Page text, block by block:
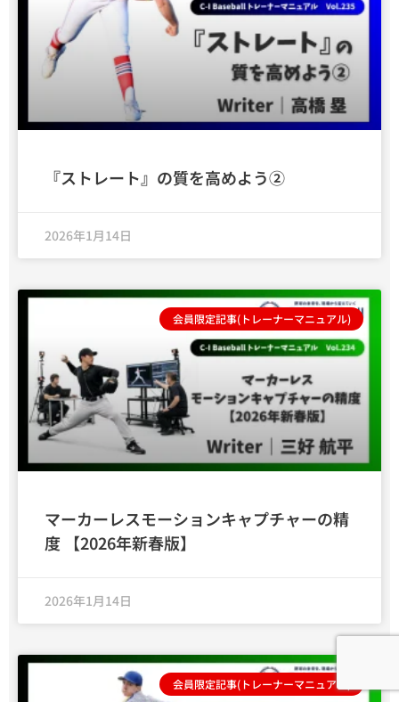
『ストレート』の質を高めよう②
2026年1月14日
会員限定記事(トレーナーマニュアル)
マーカーレスモーションキャプチャーの精
度 【2026年新春版】
2026年1月14日
会員限定記事(トレーナーマニュアル)